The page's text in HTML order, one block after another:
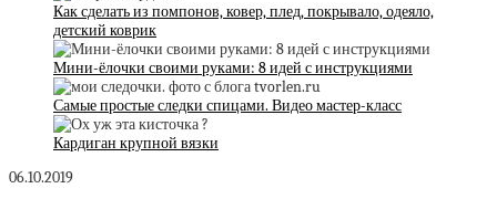
Как сделать из помпонов, ковер, плед, покрывало, одеяло,
детский коврик
Мини-ёлочки своими руками: 8 идей с инструкциями
Самые простые следки спицами. Видео мастер-класс
Кардиган крупной вязки
06.10.2019